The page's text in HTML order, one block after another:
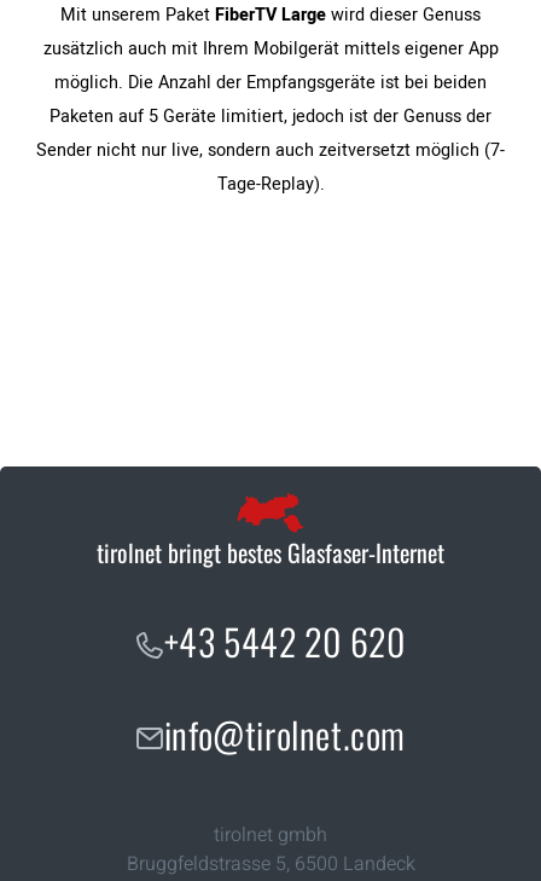
Mit unserem PaketFiberTV Largewird dieser Genuss
zusätzlich auch mit Ihrem Mobilgerät mittels eigener App
möglich. Die Anzahl der Empfangsgeräte ist bei beiden
Paketen auf 5 Geräte limitiert, jedoch ist der Genuss der
Sender nicht nur live, sondern auch zeitversetzt möglich (7-
Tage-Replay).
tirolnet bringt bestes Glasfaser-Internet
+43 5442 20 620
info@tirolnet.com
tirolnet gmbh
Bruggfeldstrasse 5, 6500 Landeck